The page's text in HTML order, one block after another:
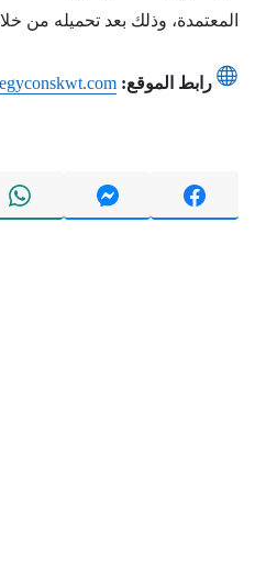
المعتمدة، وذلك بعد تحميله من
رابط الموقع: